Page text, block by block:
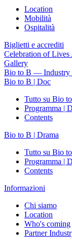
Location
Mobilità
Ospitalità
Biglietti e accrediti
Celebration of Lives
Gallery
Bio to B — Industry
Bio to B | Doc
Tutto su Bio
Programma |
Contents
Bio to B | Drama
Tutto su Bio
Programma |
Contents
Informazioni
Chi siamo
Location
Who's coming
Partner